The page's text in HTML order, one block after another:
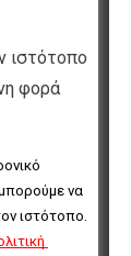
ιστότοπο
φορά
να
ιστότοπο.